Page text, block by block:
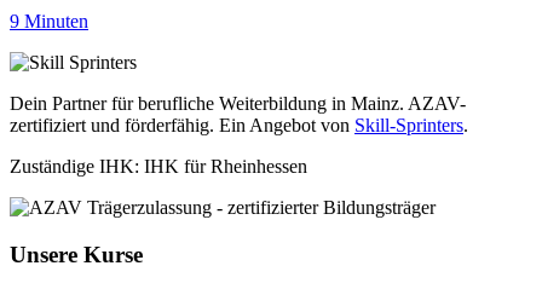
9 Minuten
Dein Partner für berufliche Weiterbildung in Mainz. AZAV-
zertifiziert und förderfähig. Ein Angebot von Skill-Sprinters.
Zuständige IHK: IHK für Rheinhessen
Unsere Kurse